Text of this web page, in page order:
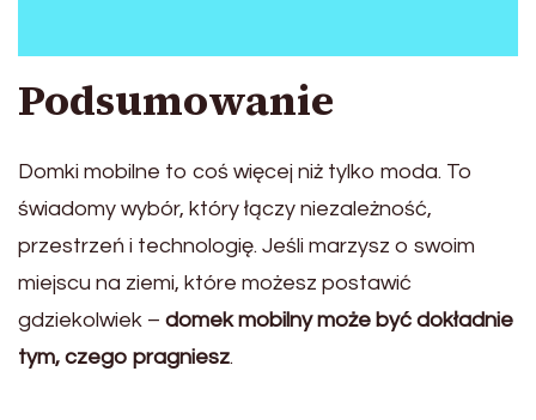
Podsumowanie
Domki mobilne to coś więcej niż tylko moda. To
świadomy wybór, który łączy niezależność,
przestrzeń i technologię. Jeśli marzysz o swoim
miejscu na ziemi, które możesz postawić
gdziekolwiek – domek mobilny może być dokładnie
tym, czego pragniesz.